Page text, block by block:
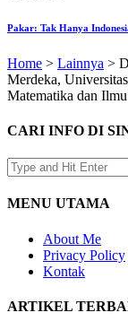
Pakar: Tak Hanya
Home > Lainnya >
Merdeka,
Matematika dan
CARI INFO DI
MENU UTAMA
About Me
Privacy Policy
Kontak
ARTIKEL